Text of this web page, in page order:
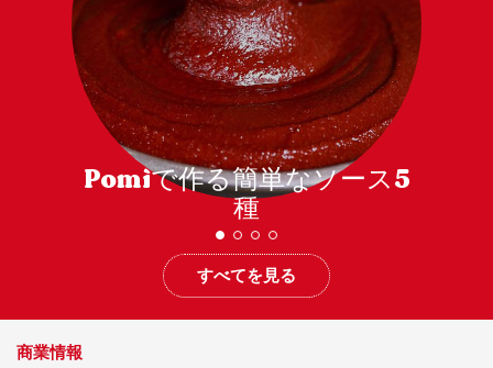
Pomìで作る簡単なソース5
種
すべてを見る
商業情報